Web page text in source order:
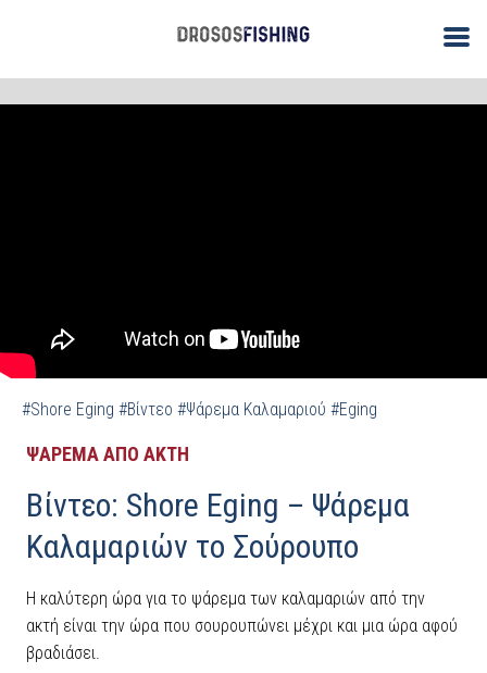
Ψάρεμα από Ακτή/Βίντεο: Shore Eging – Ψάρεμα
#Shore Eging #Βίντεο #Ψάρεμα Καλαμαριού #Eging
ΨΑΡΕΜΑ ΑΠΟ ΑΚΤΗ
Βίντεο: Shore Eging – Ψάρεμα
Καλαμαριών το Σούρουπο
Η καλύτερη ώρα για το ψάρεμα των καλαμαριών από την
ακτή είναι την ώρα που σουρουπώνει μέχρι και μια ώρα αφού
βραδιάσει.